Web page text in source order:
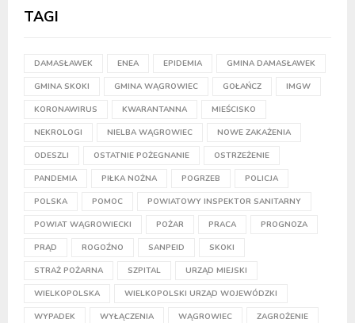
TAGI
DAMASŁAWEK ENEA EPIDEMIA GMINA DAMASŁAWEK
GMINA SKOKI GMINA WĄGROWIEC GOŁAŃCZ IMGW
KORONAWIRUS KWARANTANNA MIEŚCISKO
NEKROLOGI NIELBA WĄGROWIEC NOWE ZAKAŻENIA
ODESZLI OSTATNIE POŻEGNANIE OSTRZEŻENIE
PANDEMIA PIŁKA NOŻNA POGRZEB POLICJA
POLSKA POMOC POWIATOWY INSPEKTOR SANITARNY
POWIAT WĄGROWIECKI POŻAR PRACA PROGNOZA
PRĄD ROGOŹNO SANPEID SKOKI
STRAŻ POŻARNA SZPITAL URZĄD MIEJSKI
WIELKOPOLSKA WIELKOPOLSKI URZĄD WOJEWÓDZKI
WYPADEK WYŁĄCZENIA WĄGROWIEC ZAGROŻENIE